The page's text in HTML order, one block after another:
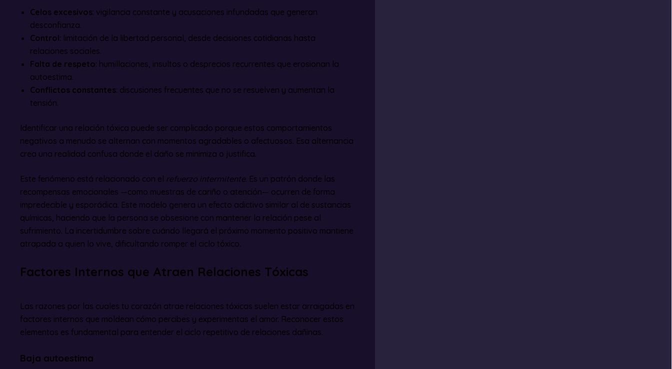
Celos excesivos: vigilancia constante y acusaciones infundadas que generan
desconfianza.
Control: limitación de la libertad personal, desde decisiones cotidianas hasta
relaciones sociales.
Falta de respeto: humillaciones, insultos o desprecios recurrentes que erosionan la
autoestima.
Conflictos constantes: discusiones frecuentes que no se resuelven y aumentan la
tensión.
Identificar una relación tóxica puede ser complicado porque estos comportamientos
negativos a menudo se alternan con momentos agradables o afectuosos. Esa alternancia
crea una realidad confusa donde el daño se minimiza o justifica.
Este fenómeno está relacionado con el refuerzo intermitente. Es un patrón donde las
recompensas emocionales —como muestras de cariño o atención— ocurren de forma
impredecible y esporádica. Este modelo genera un efecto adictivo similar al de sustancias
químicas, haciendo que la persona se obsesione con mantener la relación pese al
sufrimiento. La incertidumbre sobre cuándo llegará el próximo momento positivo mantiene
atrapada a quien lo vive, dificultando romper el ciclo tóxico.
Factores Internos que Atraen Relaciones Tóxicas
Las razones por las cuales tu corazón atrae relaciones tóxicas suelen estar arraigadas en
factores internos que moldean cómo percibes y experimentas el amor. Reconocer estos
elementos es fundamental para entender el ciclo repetitivo de relaciones dañinas.
Baja autoestima